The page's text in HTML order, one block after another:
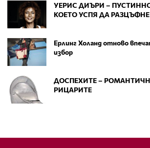
УЕРИС ДИЪРИ –
КОЕТО УСПЯ ДА РАЗЦЪФНЕ
Ерлинг Холанд отново
избор
ДОСПЕХИТЕ –
РИЦАРИТЕ